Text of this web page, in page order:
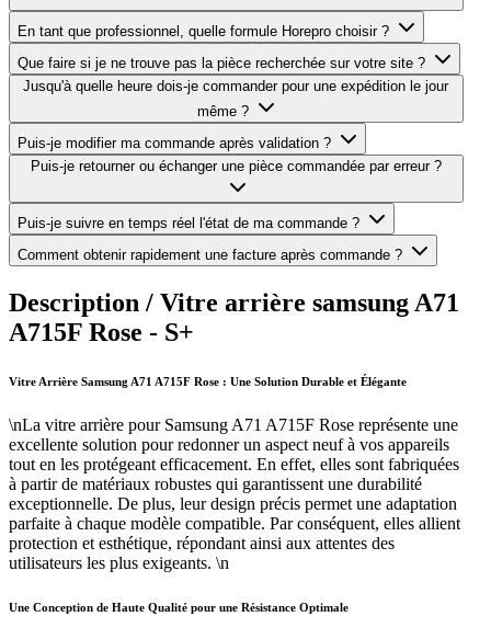
En tant que professionnel, quelle formule Horepro choisir ?
Que faire si je ne trouve pas la pièce recherchée sur votre site ?
Jusqu'à quelle heure dois-je commander pour une expédition le jour
même ?
Puis-je modifier ma commande après validation ?
Puis-je retourner ou échanger une pièce commandée par erreur ?
Puis-je suivre en temps réel l'état de ma commande ?
Comment obtenir rapidement une facture après commande ?
Description / Vitre arrière samsung A71
A715F Rose - S+
Vitre Arrière Samsung A71 A715F Rose : Une Solution Durable et Élégante
\nLa vitre arrière pour Samsung A71 A715F Rose représente une
excellente solution pour redonner un aspect neuf à vos appareils
tout en les protégeant efficacement. En effet, elles sont fabriquées
à partir de matériaux robustes qui garantissent une durabilité
exceptionnelle. De plus, leur design précis permet une adaptation
parfaite à chaque modèle compatible. Par conséquent, elles allient
protection et esthétique, répondant ainsi aux attentes des
utilisateurs les plus exigeants. \n
Une Conception de Haute Qualité pour une Résistance Optimale